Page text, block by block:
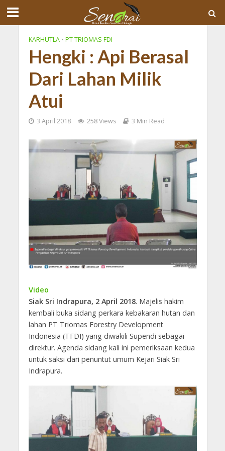
KARHUTLA • PT TRIOMAS FDI
Hengki : Api Berasal
Dari Lahan Milik
Atui
3 April 2018 258 Views 3 Min Read
Video
Siak Sri Indrapura, 2 April 2018. Majelis hakim
kembali buka sidang perkara kebakaran hutan dan
lahan PT Triomas Forestry Development
Indonesia (TFDI) yang diwakili Supendi sebagai
direktur. Agenda sidang kali ini pemeriksaan kedua
untuk saksi dari penuntut umum Kejari Siak Sri
Indrapura.